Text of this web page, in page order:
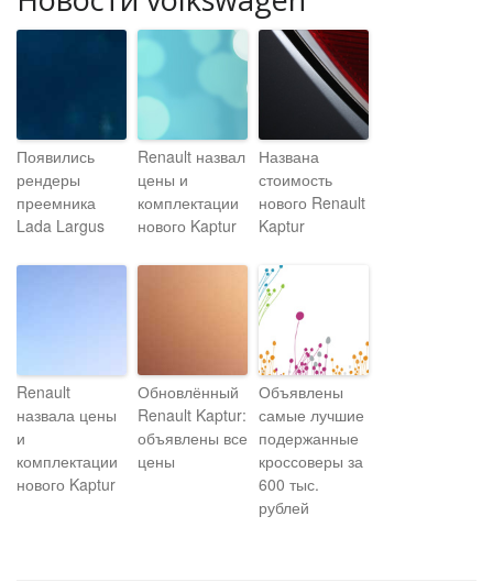
Появились
рендеры
преемника
Lada Largus
Renault назвал
цены и
комплектации
нового Kaptur
Названа
стоимость
нового Renault
Kaptur
Renault
назвала цены
и
комплектации
нового Kaptur
Обновлённый
Renault Kaptur:
объявлены все
цены
Объявлены
самые лучшие
подержанные
кроссоверы за
600 тыс.
рублей